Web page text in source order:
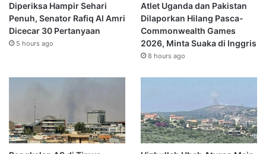
Diperiksa Hampir Sehari
Penuh, Senator Rafiq Al Amri
Dicecar 30 Pertanyaan
5 hours ago
Atlet Uganda dan Pakistan
Dilaporkan Hilang Pasca-
Commonwealth Games
2026, Minta Suaka di Inggris
8 hours ago